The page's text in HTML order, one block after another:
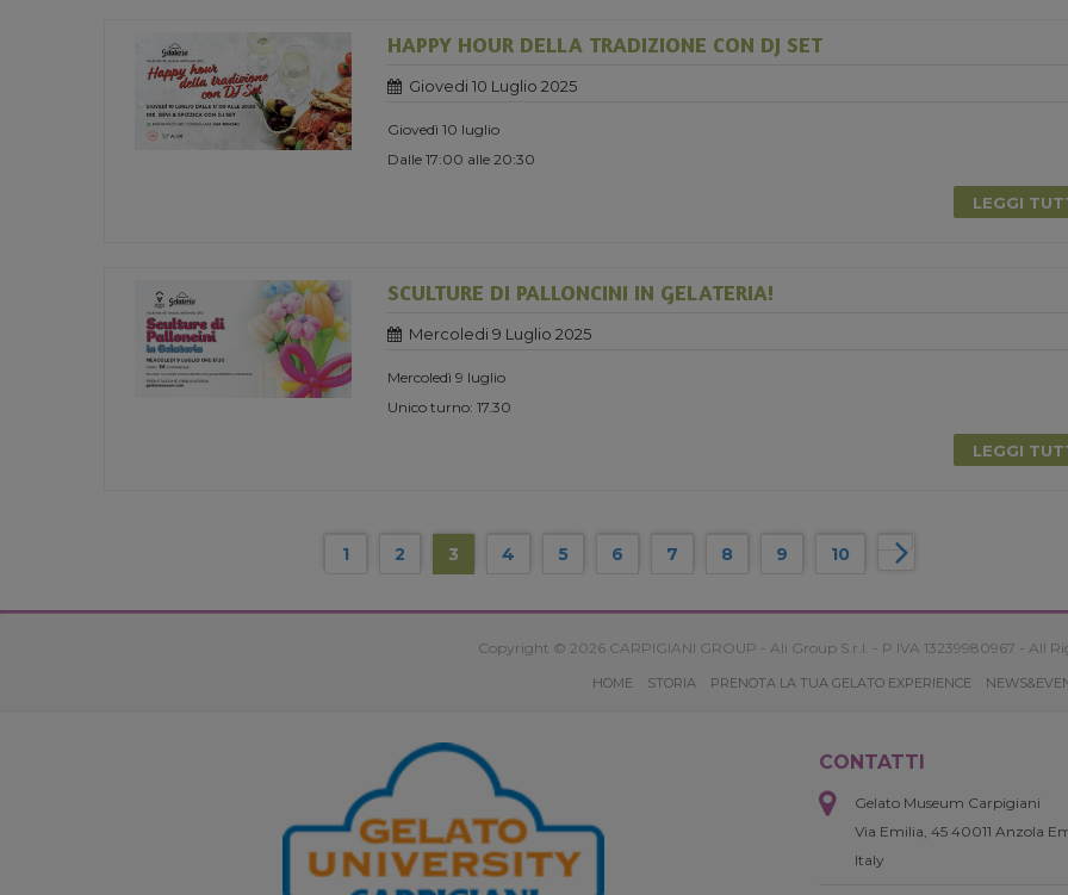
HAPPY HOUR DELLA TRADIZIONE CON DJ SET
Giovedi 10 Luglio 2025
Giovedì 10 luglio
Dalle 17:00 alle 20:30
LEGGI
SCULTURE DI PALLONCINI IN GELATERIA!
Mercoledi 9 Luglio 2025
Mercoledì 9 luglio
Unico turno: 17.30
LEGGI
1 2 3 4 5 6 7 8 9 10
Copyright © 2026 CARPIGIANI GROUP - Ali Group S.r.l. - P.IVA 13239980967 - All
HOME STORIA PRENOTA LA TUA GELATO EXPERIENCE
CONTATTI
Gelato Museum Carpigiani
Via Emilia, 45 40011 Anzola
Italy